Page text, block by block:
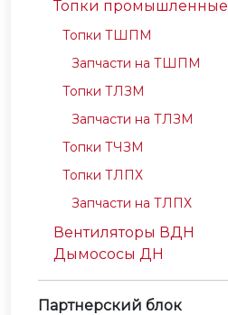
Топки промышленные
Топки ТШПМ
Запчасти на ТШПМ
Топки ТЛЗМ
Запчасти на ТЛЗМ
Топки ТЧЗМ
Топки ТЛПХ
Запчасти на ТЛПХ
Вентиляторы ВДН
Дымососы ДН
Партнерский блок